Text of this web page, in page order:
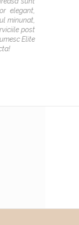
elegant,
minunat,
post
Elite